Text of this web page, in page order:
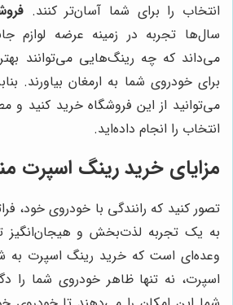
انتخاب را برای شما آسان‌تر کنند.
سال‌ها تجربه در زمینه عرضه لوازم
می‌داند که چه رینگ‌هایی می‌توانند
برای خودروی شما به ارمغان بیاورند.
می‌توانید از این فروشگاه خرید کنید و
انتخاب را انجام داده‌اید.
مزایای خرید رینگ اسپرت
تصور کنید که رانندگی با خودروی خود،
به یک تجربه لذت‌بخش و هیجان‌انگیز
وعده‌ای است که خرید رینگ اسپرت
اسپرت، نه تنها ظاهر خودروی شما را